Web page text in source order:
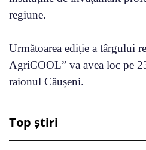
regiune.
Următoarea ediție a târgului
AgriCOOL” va avea loc pe
raionul Căușeni.
Top știri